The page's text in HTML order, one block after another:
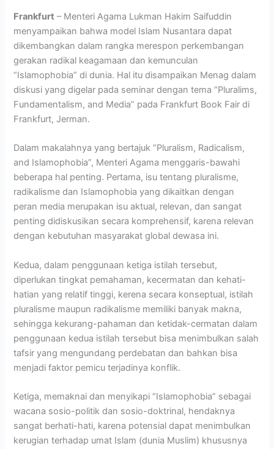
Frankfurt – Menteri Agama Lukman Hakim Saifuddin
menyampaikan bahwa model Islam Nusantara dapat
dikembangkan dalam rangka merespon perkembangan
gerakan radikal keagamaan dan kemunculan
“Islamophobia” di dunia. Hal itu disampaikan Menag dalam
diskusi yang digelar pada seminar dengan tema “Pluralims,
Fundamentalism, and Media” pada Frankfurt Book Fair di
Frankfurt, Jerman.
Dalam makalahnya yang bertajuk “Pluralism, Radicalism,
and Islamophobia”, Menteri Agama menggaris-bawahi
beberapa hal penting. Pertama, isu tentang pluralisme,
radikalisme dan Islamophobia yang dikaitkan dengan
peran media merupakan isu aktual, relevan, dan sangat
penting didiskusikan secara komprehensif, karena relevan
dengan kebutuhan masyarakat global dewasa ini.
Kedua, dalam penggunaan ketiga istilah tersebut,
diperlukan tingkat pemahaman, kecermatan dan kehati-
hatian yang relatif tinggi, kerena secara konseptual, istilah
pluralisme maupun radikalisme memiliki banyak makna,
sehingga kekurang-pahaman dan ketidak-cermatan dalam
penggunaan kedua istilah tersebut bisa menimbulkan salah
tafsir yang mengundang perdebatan dan bahkan bisa
menjadi faktor pemicu terjadinya konflik.
Ketiga, memaknai dan menyikapi “Islamophobia” sebagai
wacana sosio-politik dan sosio-doktrinal, hendaknya
sangat berhati-hati, karena potensial dapat menimbulkan
kerugian terhadap umat Islam (dunia Muslim) khususnya